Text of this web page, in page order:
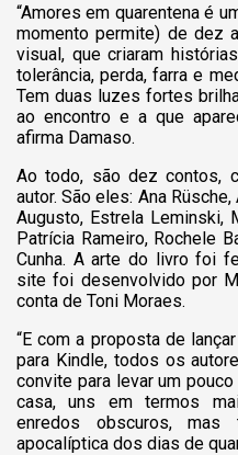
“Amores em quarentena é
momento permite) de dez
visual, que criaram
tolerância, perda, farra e
Tem duas luzes fortes
ao encontro e a que
afirma Damaso.
Ao todo, são dez contos,
autor. São eles: Ana
Augusto, Estrela Leminski,
Patrícia Rameiro, Rochele
Cunha. A arte do livro foi
site foi desenvolvido por
conta de Toni Moraes.
“E com a proposta de
para Kindle, todos os
convite para levar um
casa, uns em termos
enredos obscuros, mas
apocalíptica dos dias de